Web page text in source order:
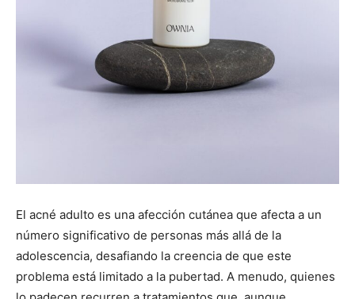
El acné adulto es una afección cutánea que afecta a un
número significativo de personas más allá de la
adolescencia, desafiando la creencia de que este
problema está limitado a la pubertad. A menudo, quienes